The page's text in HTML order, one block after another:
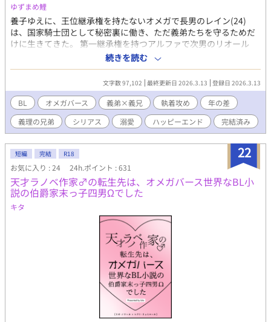
ゆずまめ鯉
養子ゆえに、王位継承権を持たないオメガで長男のレイン(24)
は、国家騎士団として秘密裏に働き、ただ義弟たちを守るためだ
けに生きてきた。 第一継承権を持つアルファで次男のリオール
(19)は、そんな兄に「ごく潰し」と陰口を叩く連中を許せなかっ
た。自分を犠牲にしてまで守る価値はないと思っていた。なにか
と怪我の多い国家騎士団を辞めさせたかった。 初めて訪れた発情
期のとき。約束をすっぽかされたリオールが不審に思い、兄の部
屋へ行くと、国家騎士団の同僚──グウェンソード(28)に押し倒
されるところを目撃して激高する。 「今すぐ部屋から出ろ！」 独
占欲をあらわにしたリオールは、グウェンソードを部屋から追い
出し、兄であるレインを欲望のままに抱いた。 翌朝、差し出され
たのは特注の首輪──外せるのはリオールのみ。 「俺以外に触ら
せるな」 そう囁かれたレインは、何年も首輪と弟の執着に縛られ
続けてきた。 弟には婚約者がいるのに、こんな関係を続けてもい
いのか。 本当にこのままでもいいのか。 ひたすら執着して独占し
たがる弟と、罪悪感に苛まれる兄。 その首輪は、いつか弟の牙で
血に染まるのか──。 どうにかしてレインを落としたいリオール
と、弟との関係に悩むレインのオメガバースです。 リオール・グ
ランケット(19)×レイン・グランケット(24) ※この作品は2015年
頃に本文を書き、2017年頃にオメガバースに改稿、さらに2026年
に手直しした作品になります。読みにくいかもしれません。ご了
承ください。 三人称ですが攻めだったり受けだったり視点がよく
かわります。攻め視点多めです。
続きを読む
文字数 97,102 最終更新日 2026.3.13 登録日 2026.3.13
BL オメガバース 義弟×義兄 執着攻め
年の差
義理の兄弟
シリアス 溺愛 ハッピーエンド 完結済み
22
短編 完結 R18
お気に入り : 24 24h.ポイント : 631
天才ラノベ作家♂の転生先は、オメガバース世界なBL小
説の伯爵家末っ子四男Ωでした
キタ